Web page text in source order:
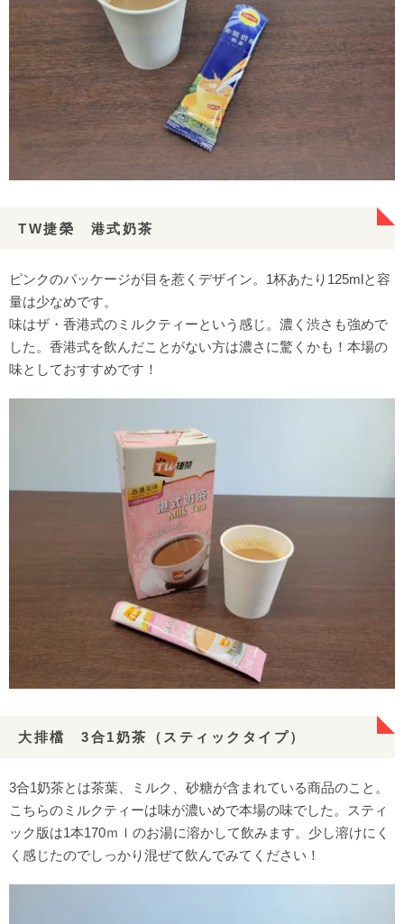
TW捷榮 港式奶茶
ピンクのパッケージが目を惹くデザイン。1杯あたり125mlと容
量は少なめです。
味はザ・香港式のミルクティーという感じ。濃く渋さも強めで
した。香港式を飲んだことがない方は濃さに驚くかも！本場の
味としておすすめです！
大排檔 3合1奶茶（スティックタイプ）
3合1奶茶とは茶葉、ミルク、砂糖が含まれている商品のこと。
こちらのミルクティーは味が濃いめで本場の味でした。スティ
ック版は1本170ｍｌのお湯に溶かして飲みます。少し溶けにく
く感じたのでしっかり混ぜて飲んでみてください！